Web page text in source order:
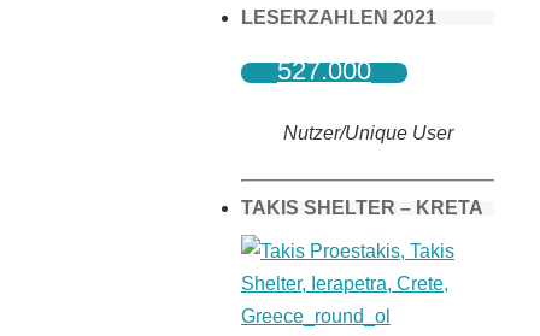
LESERZAHLEN 2021
527.000
Nutzer/Unique User
TAKIS SHELTER – KRETA